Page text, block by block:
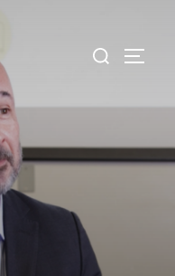
Pesquisar